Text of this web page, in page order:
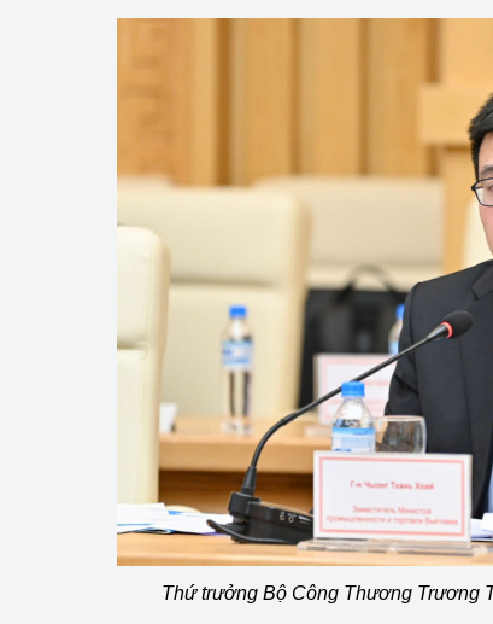
Bản tin Thị
Phát triển bền
Tổ chức kiểm
Văn hóa
Tái cơ cấu
Quản lý thị
Sử dụng năng
hiệu quả
Khoa học,
tạo
Thông báo
Bảo vệ môi
Thứ trưởng Bộ Công Thương Trương